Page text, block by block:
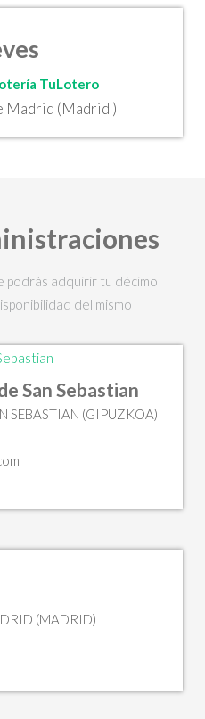
TuLotero
Madrid (Madrid )
podrás adquirir tu décimo
del mismo
San Sebastian
SEBASTIAN (GIPUZKOA)
(MADRID)